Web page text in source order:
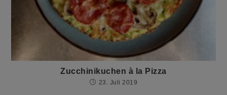
Zucchinikuchen à la Pizza
23. Juli 2019